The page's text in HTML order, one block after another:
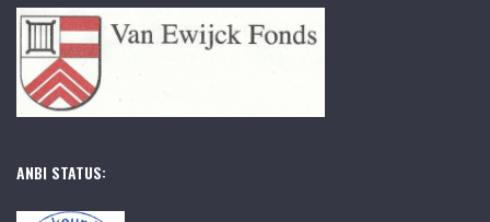
ANBI STATUS: